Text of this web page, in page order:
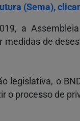
(Sema),
a
medidas de
legislativa, o
o processo de